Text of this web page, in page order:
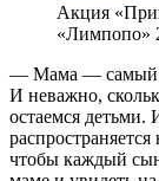
Акция
«Лимпопо»
— Мама — самый
И неважно,
остаемся
чтобы каждый сын